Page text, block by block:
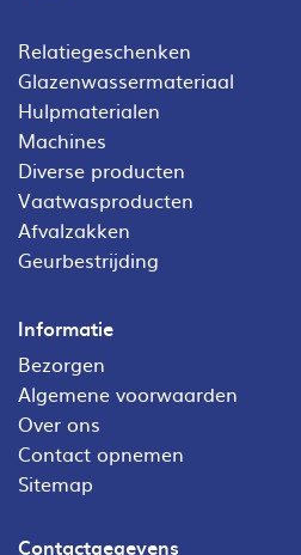
Relatiegeschenken
Glazenwassermateriaal
Hulpmaterialen
Machines
Diverse producten
Vaatwasproducten
Afvalzakken
Geurbestrijding
Informatie
Bezorgen
Algemene voorwaarden
Over ons
Contact opnemen
Sitemap
Contactgegevens